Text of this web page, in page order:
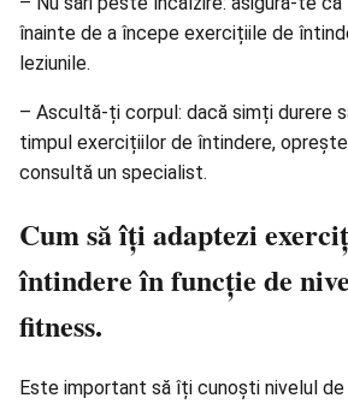
înainte de a începe exercițiile de
leziunile.
– Ascultă-ți corpul: dacă simți durere
timpul exercițiilor de întindere,
consultă un specialist.
Cum să îți adaptezi
întindere în funcție de
fitness.
Este important să îți cunoști nivelul